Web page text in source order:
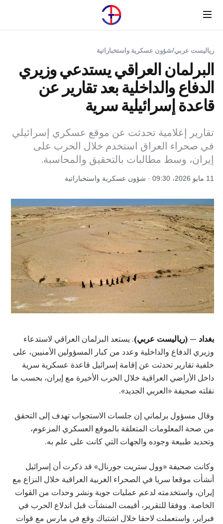
Menu
رياليست عربي/شؤون عسكرية واستخباراتية
البرلمان العراقي يستدعي وزيري
الدفاع والداخلية بعد تقارير عن
قاعدة إسرائيلية سرية
تقارير إعلامية تحدثت عن موقع عسكري إسرائيلي
في صحراء العراق استخدم خلال الحرب على
إيران، وسط مطالبات بالتحقيق والمحاسبة.
11 مايو 2026، 09:30 · شؤون عسكرية واستخباراتية
بغداد — (رياليست عربي). يستعد البرلمان العراقي لاستدعاء
وزيري الدفاع والداخلية وعدد من كبار المسؤولين الأمنيين، على
خلفية تقارير تحدثت عن إقامة إسرائيل قاعدة عسكرية سرية
داخل الأراضي العراقية خلال الحرب الأخيرة مع إيران، بحسب ما
نقلته صحيفة «العربي الجديد».
وقال مسؤول برلماني إن جلسات الاستجواب تهدف إلى التحقق
من صحة المعلومات المتعلقة بالموقع العسكري المزعوم،
وتحديد طبيعة وجوده والجهات التي كانت على علم به.
وكانت صحيفة «وول ستريت جورنال» قد ذكرت أن إسرائيل
أنشأت موقعا سريا في الصحراء الغربية العراقية خلال النزاع مع
إيران، واستخدمته لدعم عمليات جوية ونشر وحدات من القوات
الخاصة. ووفقا للتقرير، أقيمت المنشآت قبل اندلاع الحرب في
فبراير، واستعملت لاحقا خلال اشتباك وقع في مارس مع قوات